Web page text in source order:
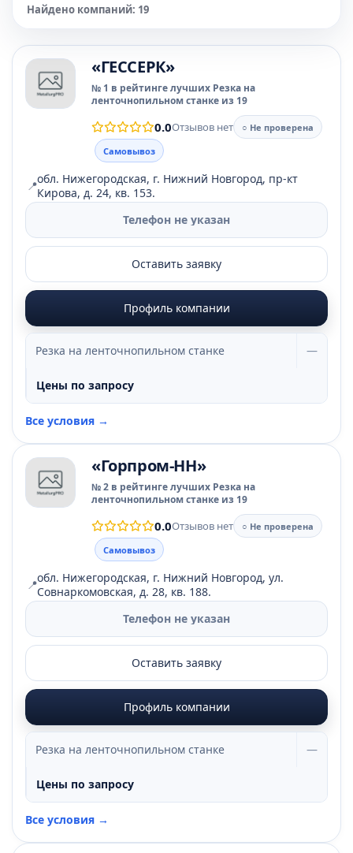
Найдено компаний: 19
«ГЕССЕРК»
№ 1 в рейтинге лучших Резка на
ленточнопильном станке из 19
0.0Отзывов нет
○ Не проверена
Самовывоз
📍обл. Нижегородская, г. Нижний Новгород, пр-кт
Кирова, д. 24, кв. 153.
Телефон не указан
Оставить заявку
Профиль компании
Резка на ленточнопильном станке —
Цены по запросу
Все условия →
«Горпром-НН»
№ 2 в рейтинге лучших Резка на
ленточнопильном станке из 19
0.0Отзывов нет
○ Не проверена
Самовывоз
📍обл. Нижегородская, г. Нижний Новгород, ул.
Совнаркомовская, д. 28, кв. 188.
Телефон не указан
Оставить заявку
Профиль компании
Резка на ленточнопильном станке —
Цены по запросу
Все условия →